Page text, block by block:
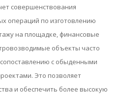
совершенствования
операций по изготовлению
на площадке, финансовые
объекты часто
с обыденными
Это позволяет
и обеспечить более высокую